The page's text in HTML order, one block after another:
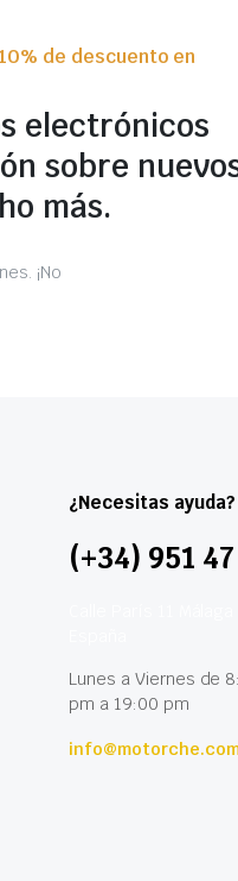
de descuento en
electrónicos
sobre
más.
¡No
¿Necesitas ayuda?
(+34) 951
Lunes a Viernes de
pm a 19:00 pm